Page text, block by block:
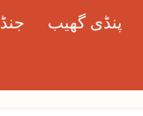
پنڈی گھیب جنڈ